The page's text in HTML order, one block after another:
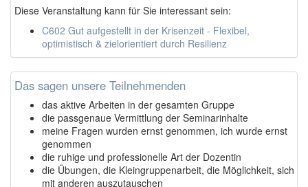
Diese Veranstaltung kann für Sie interessant sein:
C602 Gut aufgestellt in der Krisenzeit - Flexibel,
optimistisch & zielorientiert durch Resilienz
Das sagen unsere Teilnehmenden
das aktive Arbeiten in der gesamten Gruppe
die passgenaue Vermittlung der Seminarinhalte
meine Fragen wurden ernst genommen, ich wurde ernst
genommen
die ruhige und professionelle Art der Dozentin
die Übungen, die Kleingruppenarbeit, die Möglichkeit, sich
mit anderen auszutauschen